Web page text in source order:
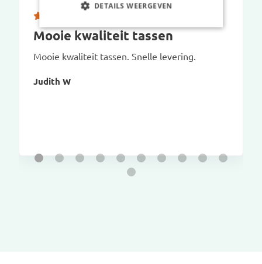
Mooie kwaliteit tassen
Mooie kwaliteit tassen. Snelle levering.
Judith W
DETAILS WEERGEVEN